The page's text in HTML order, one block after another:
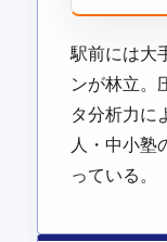
駅前には大
ンが林立。
タ分析力に
人・中小塾
っている。